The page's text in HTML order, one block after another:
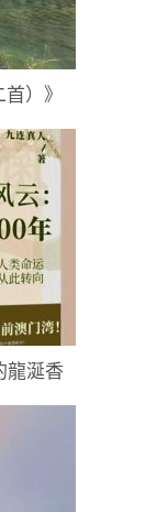
）》
龍涎香